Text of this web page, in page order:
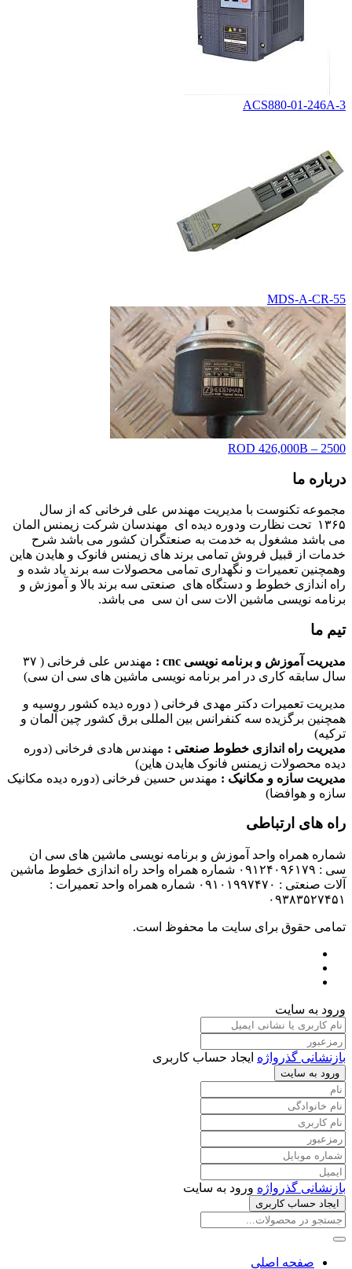
ACS880-01-246A-3
MDS-A-CR-55
ROD 426,000B – 2500
درباره ما
مجموعه تکنوست با مدیریت مهندس علی فرخانی که از سال
۱۳۶۵ تحت نظارت ودوره دیده ای مهندسان شرکت زیمنس المان
می باشد مشغول به خدمت به صنعتگران کشور می باشد شرح
خدمات از قبیل فروش تمامی برند های زیمنس فانوک و هایدن هاین
وهمچنین تعمیرات و نگهداری تمامی محصولات سه برند یاد شده و
راه اندازی خطوط و دستگاه های صنعتی سه برند بالا و آموزش و
برنامه نویسی ماشین الات سی ان سی می باشد.
تیم ما
مدیریت آموزش و برنامه نویسی cnc :
مهندس علی فرخانی ( ۳۷
سال سابقه کاری در امر برنامه نویسی ماشین های سی ان سی)
مدیریت تعمیرات دکتر مهدی فرخانی ( دوره دیده کشور روسیه و
همچنین برگزیده سه کنفرانس بین المللی برق کشور چین آلمان و
ترکیه)
مدیریت راه اندازی خطوط صنعتی : مهندس هادی فرخانی (دوره
دیده محصولات زیمنس فانوک هایدن هاین)
مدیریت سازه و مکانیک : مهندس حسین فرخانی (دوره دیده مکانیک
سازه و هوافضا)
راه های ارتباطی
شماره همراه واحد آموزش و برنامه نویسی ماشین های سی ان
سی : ۰۹۱۲۴۰۹۶۱۷۹ شماره همراه واحد راه اندازی خطوط ماشین
آلات صنعتی : ۰۹۱۰۱۹۹۷۴۷۰ شماره همراه واحد تعمیرات :
۰۹۳۸۳۵۲۷۴۵۱
تمامی حقوق برای سایت ما محفوظ است.
ورود به سایت
بازنشانی گذرواژه ایجاد حساب کاربری
ورود به سایت
بازنشانی گذرواژه ورود به سایت
ایجاد حساب کاربری
صفحه اصلی